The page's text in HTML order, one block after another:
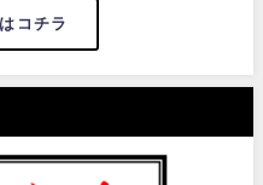
コチラ